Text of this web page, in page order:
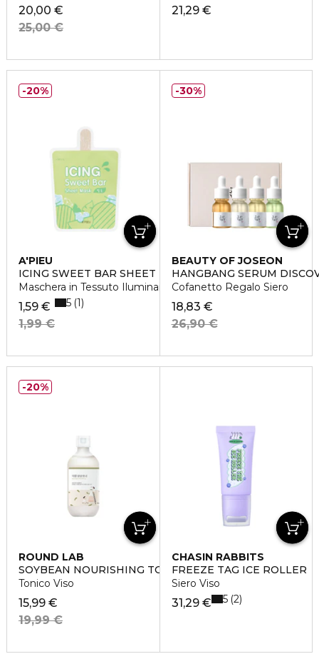
20,00 €
25,00 €
21,29 €
A'PIEU
ICING SWEET BAR SHEET MASK
Maschera in Tessuto Iluminante al Melone e Kiwi
1,59 €
1,99 €
5 1
20%
BEAUTY OF JOSEON
HANGBANG SERUM
Cofanetto Regalo Siero
18,83 €
26,90 €
30%
ROUND LAB
SOYBEAN NOURISHING TONER
Tonico Viso
15,99 €
19,99 €
20%
CHASIN RABBITS
FREEZE TAG ICE ROLLER
Siero Viso
31,29 € 5 2